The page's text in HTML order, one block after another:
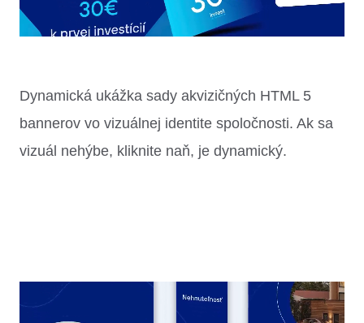
Dynamická ukážka sady akvizičných HTML 5
bannerov vo vizuálnej identite spoločnosti. Ak sa
vizuál nehýbe, kliknite naň, je dynamický.